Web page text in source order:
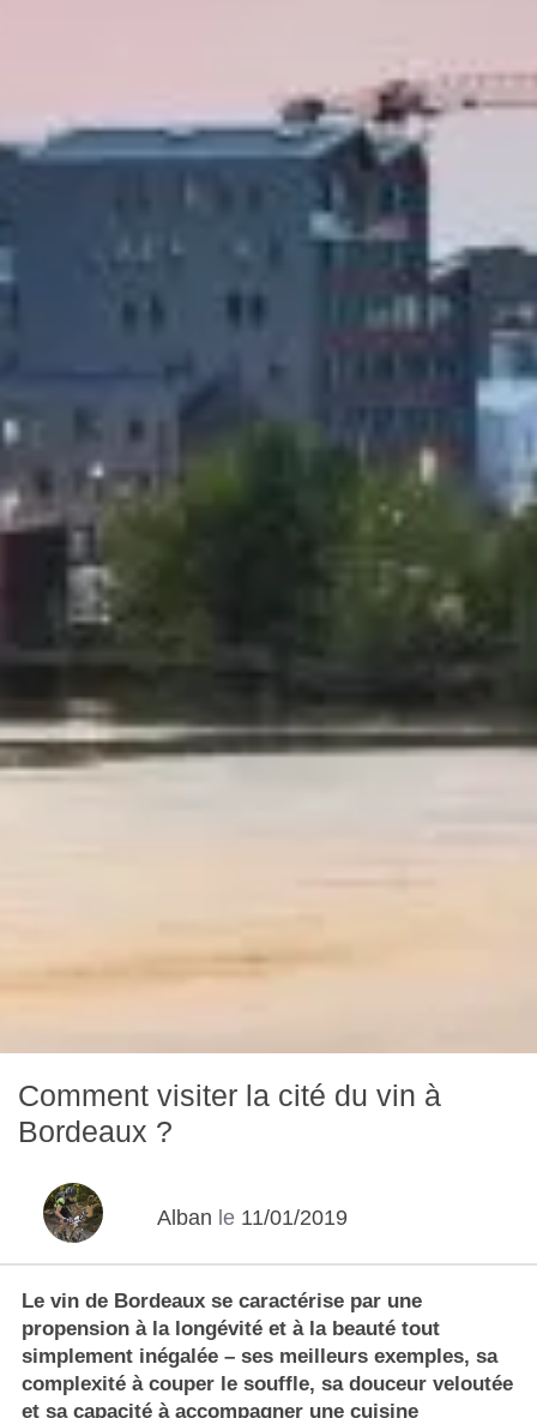
Comment visiter la cité du vin à
Bordeaux ?
Alban le 11/01/2019
Le vin de Bordeaux se caractérise par une
propension à la longévité et à la beauté tout
simplement inégalée – ses meilleurs exemples, sa
complexité à couper le souffle, sa douceur veloutée
et sa capacité à accompagner une cuisine